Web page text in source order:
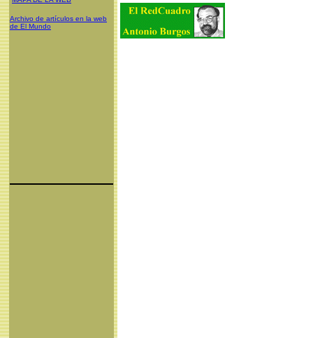
Archivo de artículos en la web
de El Mundo